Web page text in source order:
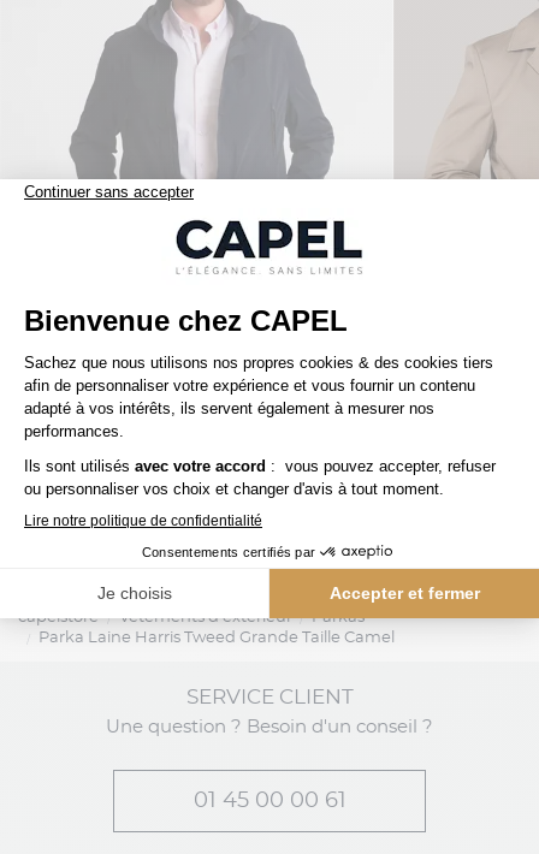
Parka Unie Capel Paris Grande Taille
capelstore Vêtements d'extérieur
Parkas
Parka Laine Harris Tweed Grande Taille Camel
SERVICE CLIENT
Une question ? Besoin d'un conseil ?
01 45 00 00 61